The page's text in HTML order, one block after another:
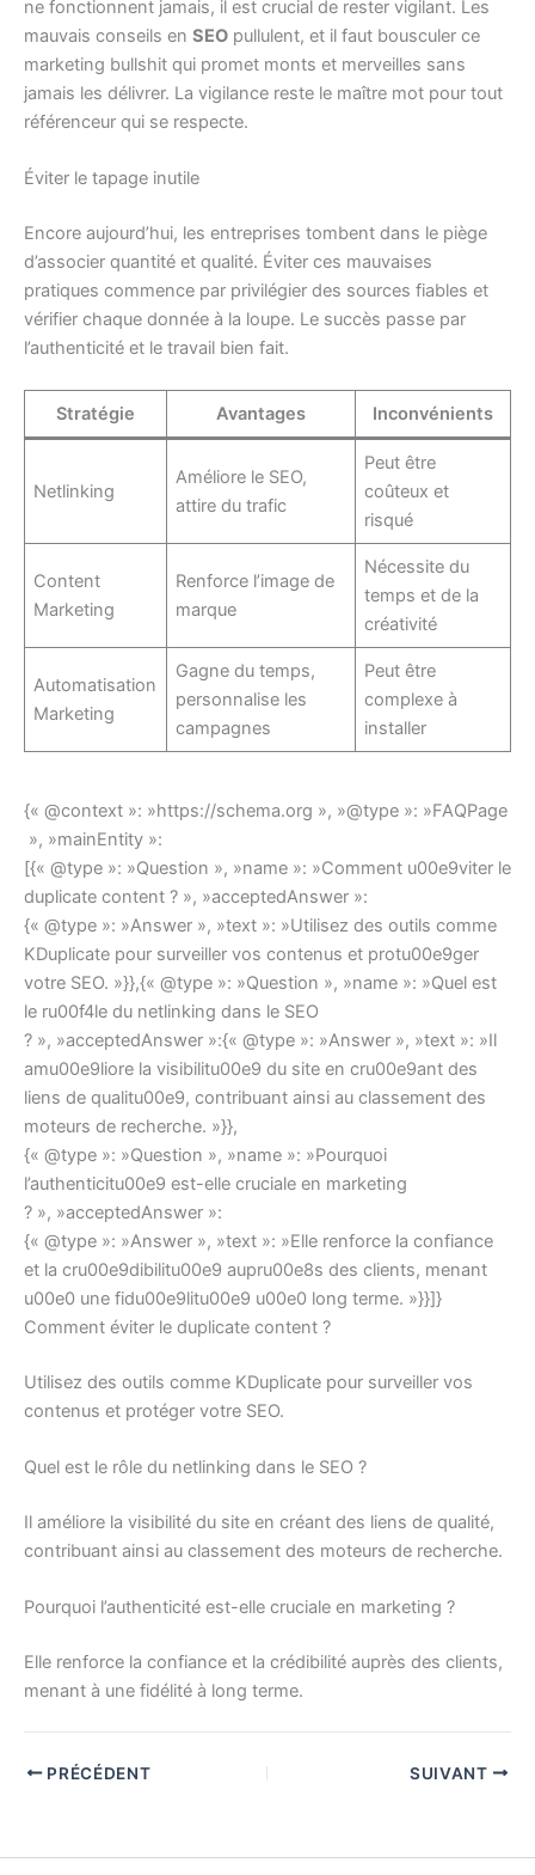
ne fonctionnent jamais, il est crucial de rester vigilant. Les
mauvais conseils en SEO pullulent, et il faut bousculer ce
marketing bullshit qui promet monts et merveilles sans
jamais les délivrer. La vigilance reste le maître mot pour tout
référenceur qui se respecte.
Éviter le tapage inutile
Encore aujourd’hui, les entreprises tombent dans le piège
d’associer quantité et qualité. Éviter ces mauvaises
pratiques commence par privilégier des sources fiables et
vérifier chaque donnée à la loupe. Le succès passe par
l’authenticité et le travail bien fait.
Stratégie Avantages Inconvénients
Netlinking
Améliore le SEO,
attire du trafic
Peut être
coûteux et
risqué
Content
Marketing
Renforce l’image de
marque
Nécessite du
temps et de la
créativité
Automatisation
Marketing
Gagne du temps,
personnalise les
campagnes
Peut être
complexe à
installer
{« @context »: »https://schema.org », »@type »: »FAQPage
», »mainEntity »:
[{« @type »: »Question », »name »: »Comment u00e9viter le
duplicate content ? », »acceptedAnswer »:
{« @type »: »Answer », »text »: »Utilisez des outils comme
KDuplicate pour surveiller vos contenus et protu00e9ger
votre SEO. »}},{« @type »: »Question », »name »: »Quel est
le ru00f4le du netlinking dans le SEO
? », »acceptedAnswer »:{« @type »: »Answer », »text »: »Il
amu00e9liore la visibilitu00e9 du site en cru00e9ant des
liens de qualitu00e9, contribuant ainsi au classement des
moteurs de recherche. »}},
{« @type »: »Question », »name »: »Pourquoi
l’authenticitu00e9 est-elle cruciale en marketing
? », »acceptedAnswer »:
{« @type »: »Answer », »text »: »Elle renforce la confiance
et la cru00e9dibilitu00e9 aupru00e8s des clients, menant
u00e0 une fidu00e9litu00e9 u00e0 long terme. »}}]}
Comment éviter le duplicate content ?
Utilisez des outils comme KDuplicate pour surveiller vos
contenus et protéger votre SEO.
Quel est le rôle du netlinking dans le SEO ?
Il améliore la visibilité du site en créant des liens de qualité,
contribuant ainsi au classement des moteurs de recherche.
Pourquoi l’authenticité est-elle cruciale en marketing ?
Elle renforce la confiance et la crédibilité auprès des clients,
menant à une fidélité à long terme.
PRÉCÉDENT SUIVANT